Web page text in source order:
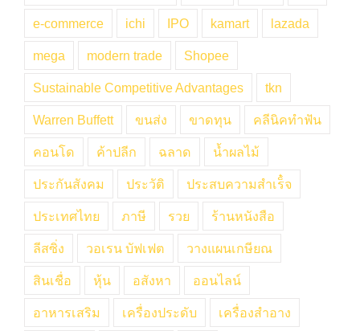
e-commerce ichi IPO kamart lazada
mega modern trade Shopee
Sustainable Competitive Advantages tkn
Warren Buffett ขนส่ง ขาดทุน คลีนิคทำฟัน
คอนโด ค้าปลีก ฉลาด น้ำผลไม้
ประกันสังคม ประวัติ ประสบความสำเร็๋จ
ประเทศไทย ภาษี รวย ร้านหนังสือ
ลีสซิ่ง วอเรน บัฟเฟต วางแผนเกษียณ
สินเชื่อ หุ้น อสังหา ออนไลน์
อาหารเสริม เครื่องประดับ เครื่องสำอาง